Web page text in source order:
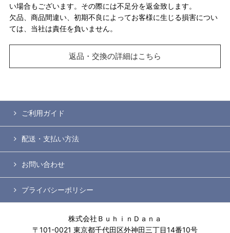
い場合もございます。その際には不足分を返金致します。
欠品、商品間違い、初期不良によってお客様に生じる損害につい
ては、当社は責任を負いません。
返品・交換の詳細はこちら
ご利用ガイド
配送・支払い方法
お問い合わせ
プライバシーポリシー
株式会社ＢｕｈｉｎＤａｎａ
〒101-0021 東京都千代田区外神田三丁目14番10号